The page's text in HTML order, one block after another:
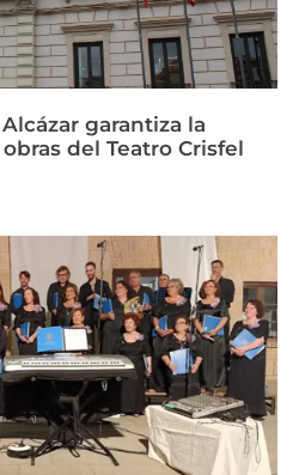
garantiza la
del Teatro Crisfel